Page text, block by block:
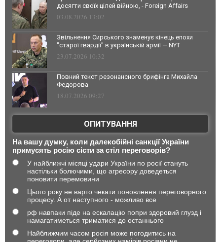
досягти своїх цілей війною, - Foreign Affairs
03.08.2026 13:02
Звільнення Сирського знаменує кінець епохи
"старої гвардії" в українській армії — NYT
23.07.2026 10:32
Повний текст резонансного брифінга Михайла
Федорова
18.07.2026 09:27
ОПИТУВАННЯ
На вашу думку, коли далекобійні санкції України
примусять росію сісти за стіл переговорів?
У найближчі місяці удари України по росії стануть
настільки болючими, що агресору доведеться
поновити перемовини
Цього року не варто чекати поновлення переговорного
процесу. А от наступного - можливо все
рф навпаки піде на ескалацію попри здоровий глузд і
намагатиметься триматися до останнього
Найближчим часом росія може погодитись на